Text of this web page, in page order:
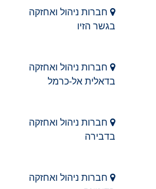
חברות ניהול ואחזקה
בגשר הזיו
חברות ניהול ואחזקה
בדאלית אל-כרמל
חברות ניהול ואחזקה
בדבירה
חברות ניהול ואחזקה